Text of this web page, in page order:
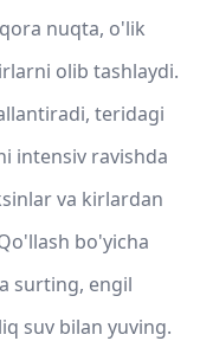
nuqta, o'lik
olib tashlaydi.
teridagi
intensiv ravishda
va kirlardan
bo'yicha
surting, engil
suv bilan yuving.